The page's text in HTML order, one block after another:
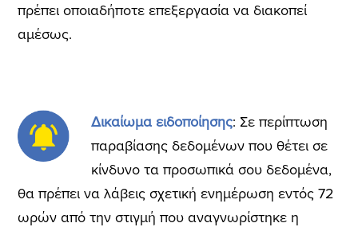
πρέπει οποιαδήποτε επεξεργασία να διακοπεί
αμέσως.
Δικαίωμα ειδοποίησης: Σε περίπτωση
παραβίασης δεδομένων που θέτει σε
κίνδυνο τα προσωπικά σου δεδομένα,
θα πρέπει να λάβεις σχετική ενημέρωση εντός 72
ωρών από την στιγμή που αναγνωρίστηκε η